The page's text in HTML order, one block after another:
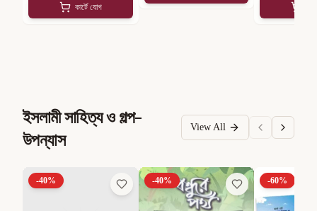
কার্টে যোগ
ইসলামী সাহিত্য ও গল্প-
উপন্যাস
View All
-40% -40% -60%